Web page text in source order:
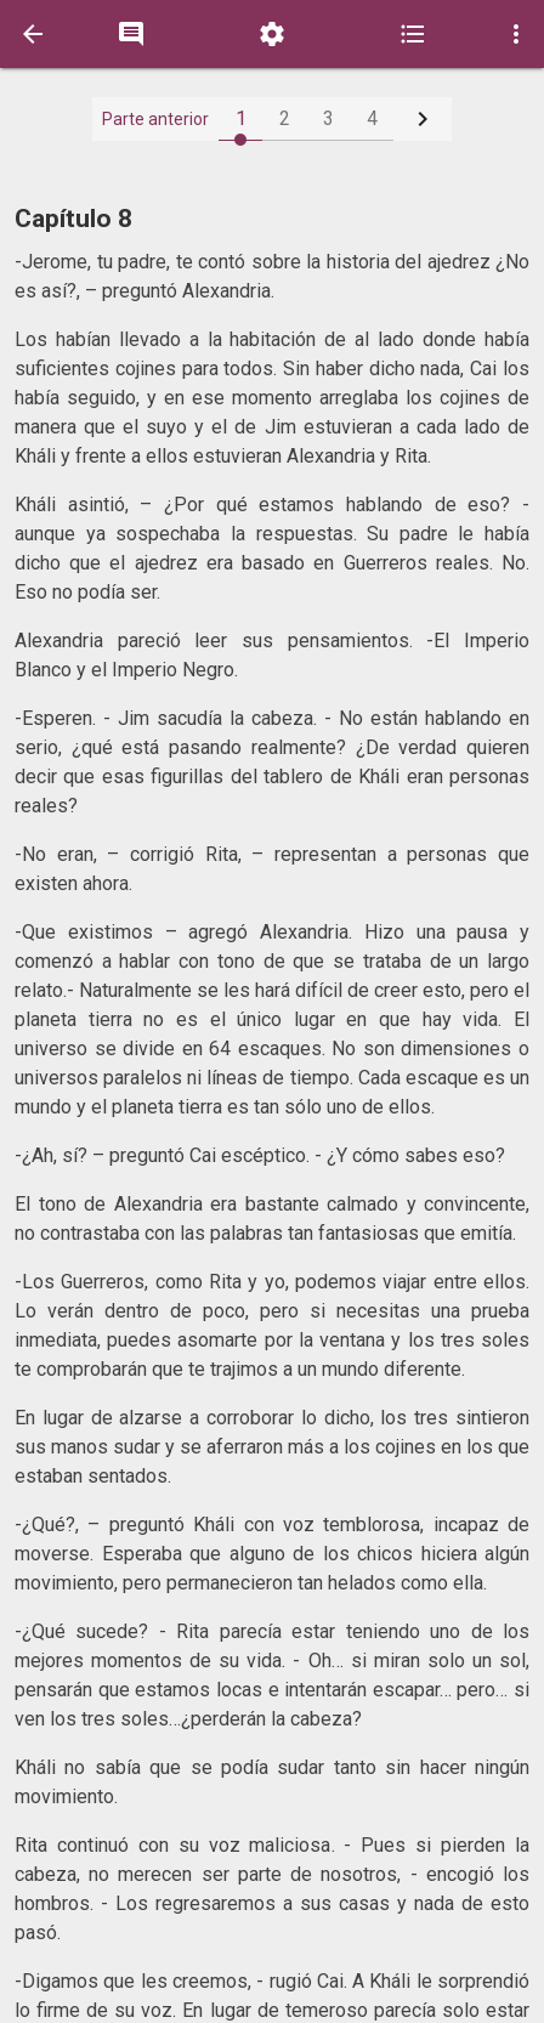
    
Parte anterior 1 2 3 4 
Capítulo 8
-Jerome, tu padre, te contó sobre la historia del ajedrez ¿No
es así?, – preguntó Alexandria.
Los habían llevado a la habitación de al lado donde había
suficientes cojines para todos. Sin haber dicho nada, Cai los
había seguido, y en ese momento arreglaba los cojines de
manera que el suyo y el de Jim estuvieran a cada lado de
Kháli y frente a ellos estuvieran Alexandria y Rita.
Kháli asintió, – ¿Por qué estamos hablando de eso? -
aunque ya sospechaba la respuestas. Su padre le había
dicho que el ajedrez era basado en Guerreros reales. No.
Eso no podía ser.
Alexandria pareció leer sus pensamientos. -El Imperio
Blanco y el Imperio Negro.
-Esperen. - Jim sacudía la cabeza. - No están hablando en
serio, ¿qué está pasando realmente? ¿De verdad quieren
decir que esas figurillas del tablero de Kháli eran personas
reales?
-No eran, – corrigió Rita, – representan a personas que
existen ahora.
-Que existimos – agregó Alexandria. Hizo una pausa y
comenzó a hablar con tono de que se trataba de un largo
relato.- Naturalmente se les hará difícil de creer esto, pero el
planeta tierra no es el único lugar en que hay vida. El
universo se divide en 64 escaques. No son dimensiones o
universos paralelos ni líneas de tiempo. Cada escaque es un
mundo y el planeta tierra es tan sólo uno de ellos.
-¿Ah, sí? – preguntó Cai escéptico. - ¿Y cómo sabes eso?
El tono de Alexandria era bastante calmado y convincente,
no contrastaba con las palabras tan fantasiosas que emitía.
-Los Guerreros, como Rita y yo, podemos viajar entre ellos.
Lo verán dentro de poco, pero si necesitas una prueba
inmediata, puedes asomarte por la ventana y los tres soles
te comprobarán que te trajimos a un mundo diferente.
En lugar de alzarse a corroborar lo dicho, los tres sintieron
sus manos sudar y se aferraron más a los cojines en los que
estaban sentados.
-¿Qué?, – preguntó Kháli con voz temblorosa, incapaz de
moverse. Esperaba que alguno de los chicos hiciera algún
movimiento, pero permanecieron tan helados como ella.
-¿Qué sucede? - Rita parecía estar teniendo uno de los
mejores momentos de su vida. - Oh… si miran solo un sol,
pensarán que estamos locas e intentarán escapar… pero… si
ven los tres soles…¿perderán la cabeza?
Kháli no sabía que se podía sudar tanto sin hacer ningún
movimiento.
Rita continuó con su voz maliciosa. - Pues si pierden la
cabeza, no merecen ser parte de nosotros, - encogió los
hombros. - Los regresaremos a sus casas y nada de esto
pasó.
-Digamos que les creemos, - rugió Cai. A Kháli le sorprendió
lo firme de su voz. En lugar de temeroso parecía solo estar